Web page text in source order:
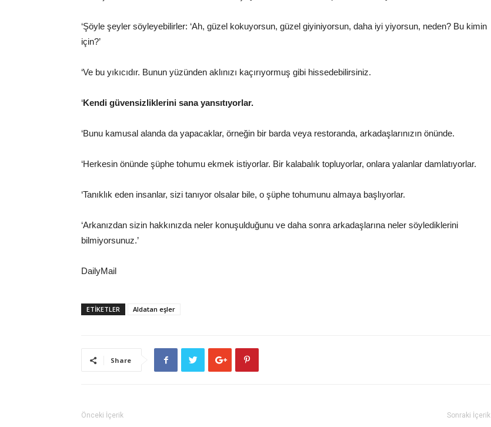
‘Şöyle şeyler söyleyebilirler: ‘Ah, güzel kokuyorsun, güzel giyiniyorsun, daha iyi yiyorsun, neden? Bu kimin
için?’
‘Ve bu yıkıcıdır. Bunun yüzünden aklınızı kaçırıyormuş gibi hissedebilirsiniz.
‘Kendi güvensizliklerini sana yansıtıyorlar.
‘Bunu kamusal alanda da yapacaklar, örneğin bir barda veya restoranda, arkadaşlarınızın önünde.
‘Herkesin önünde şüphe tohumu ekmek istiyorlar. Bir kalabalık topluyorlar, onlara yalanlar damlatıyorlar.
‘Tanıklık eden insanlar, sizi tanıyor olsalar bile, o şüphe tohumunu almaya başlıyorlar.
‘Arkanızdan sizin hakkınızda neler konuşulduğunu ve daha sonra arkadaşlarına neler söylediklerini
bilmiyorsunuz.’
DailyMail
ETİKETLER Aldatan eşler
Share
Önceki İçerik Sonraki İçerik